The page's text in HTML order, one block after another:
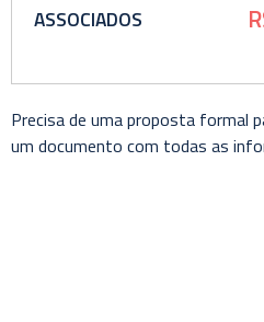
ASSOCIADOS
Precisa de uma proposta formal
um documento com todas as